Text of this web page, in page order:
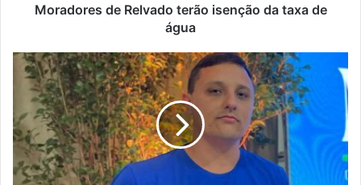
Moradores de Relvado terão isenção da taxa de
água
"Temíamos
que
número
de
estabelecimentos
fechados
fosse